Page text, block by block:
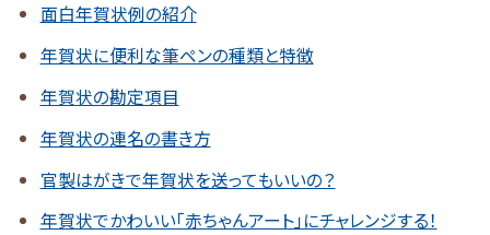
面白年賀状例の紹介
年賀状に便利な筆ペンの種類と特徴
年賀状の勘定項目
年賀状の連名の書き方
官製はがきで年賀状を送ってもいいの？
年賀状でかわいい「赤ちゃんアート」にチャレンジする！